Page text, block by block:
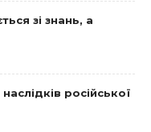
зі знань, а
російської